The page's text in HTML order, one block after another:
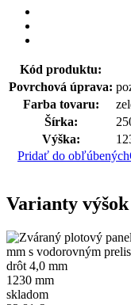
Kód produktu:
Povrchová úprava:
Farba tovaru:
Šírka:
Výška:
Pridať do obľúbených
Varianty výšok
1230 mm
skladom